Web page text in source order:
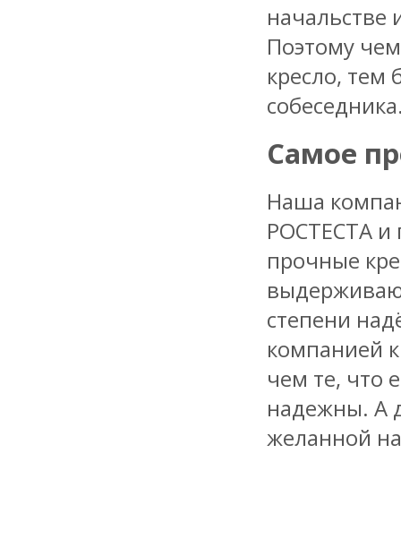
начальстве
Поэтому
кресло, тем
Самое
Наша
РОСТЕСТА и
прочные
степени
компанией
чем те, что
надежны. А
желанной